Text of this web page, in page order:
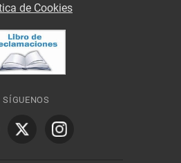
de Cookies
SÍGUENOS